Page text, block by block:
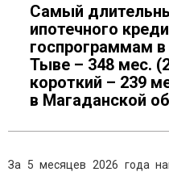
Самый
ипотечного
госпрограммам
Тыве – 348 мес.
короткий – 239
в Магаданской
За 5 месяцев 2026 года